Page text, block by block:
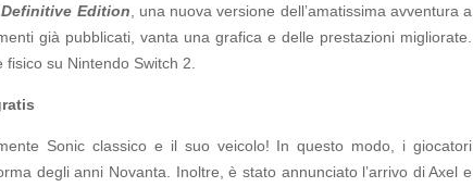
Edition , una nuova versione dell’amatissima avventura a
già pubblicati, vanta una grafica e delle prestazioni migliorate.
su Nintendo Switch 2.
Sonic classico e il suo veicolo! In questo modo, i giocatori
degli anni Novanta. Inoltre, è stato annunciato l’arrivo di Axel e